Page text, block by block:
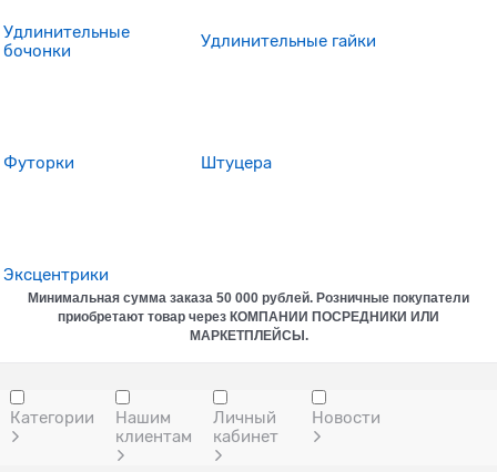
Удлинительные
бочонки
Удлинительные гайки
Футорки Штуцера
Эксцентрики
Минимальная сумма заказа 50 000 рублей. Розничные покупатели
приобретают товар через КОМПАНИИ ПОСРЕДНИКИ ИЛИ
МАРКЕТПЛЕЙСЫ.
Категории
Нашим
клиентам
Личный
кабинет
Новости